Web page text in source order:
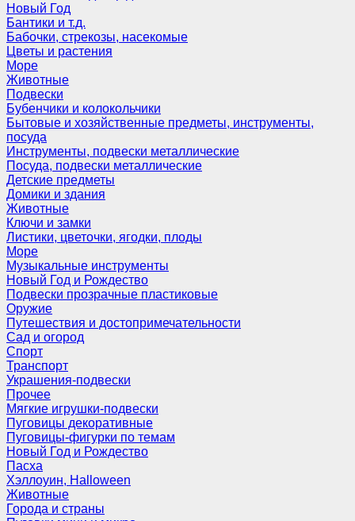
Новый Год
Бантики и т.д.
Бабочки, стрекозы, насекомые
Цветы и растения
Море
Животные
Подвески
Бубенчики и колокольчики
Бытовые и хозяйственные предметы, инструменты,
посуда
Инструменты, подвески металлические
Посуда, подвески металлические
Детские предметы
Домики и здания
Животные
Ключи и замки
Листики, цветочки, ягодки, плоды
Море
Музыкальные инструменты
Новый Год и Рождество
Подвески прозрачные пластиковые
Оружие
Путешествия и достопримечательности
Сад и огород
Спорт
Транспорт
Украшения-подвески
Прочее
Мягкие игрушки-подвески
Пуговицы декоративные
Пуговицы-фигурки по темам
Новый Год и Рождество
Пасха
Хэллоуин, Halloween
Животные
Города и страны